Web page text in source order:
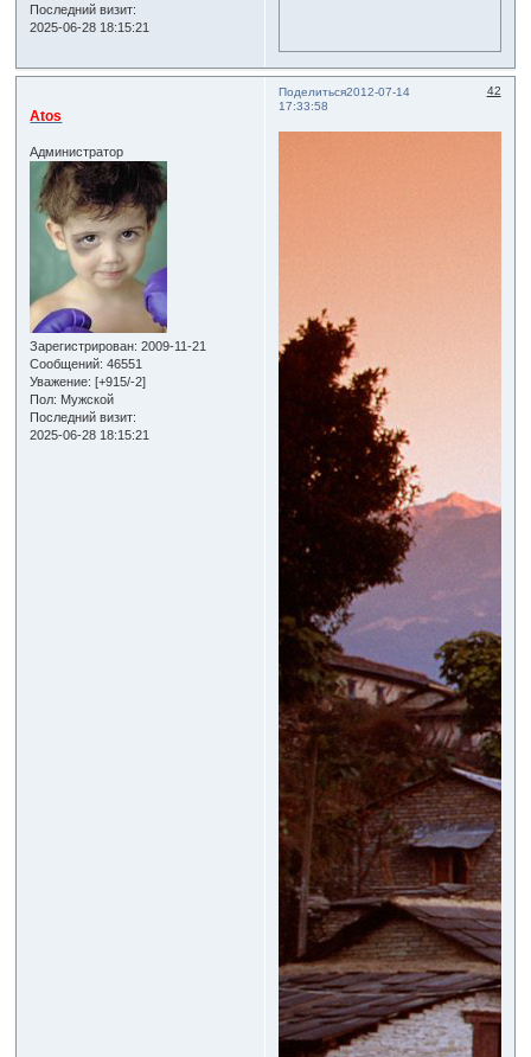
Последний визит:
2025-06-28 18:15:21
Поделиться 42
2012-07-14
17:33:58
Atos
Администратор
Зарегистрирован: 2009-11-21
Сообщений: 46551
Уважение: [+915/-2]
Пол: Мужской
Последний визит:
2025-06-28 18:15:21